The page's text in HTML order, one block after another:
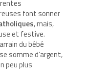
font sonner
, mais,
et festive.
du bébé
somme d’argent,
peu plus